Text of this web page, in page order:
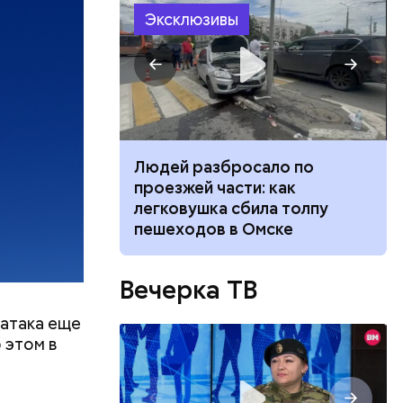
еще
этом в
часть
Эксклюзивы
Людей разбросало по
проезжей части: как
легковушка сбила толпу
пешеходов в Омске
Вечерка ТВ